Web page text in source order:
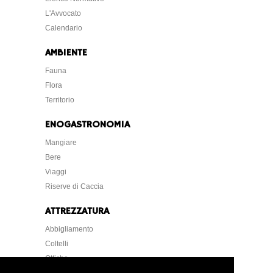
L'Avvocato
Calendario
AMBIENTE
Fauna
Flora
Territorio
ENOGASTRONOMIA
Mangiare
Bere
Viaggi
Riserve di Caccia
ATTREZZATURA
Abbigliamento
Coltelli
Ottiche